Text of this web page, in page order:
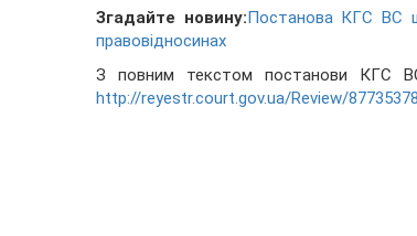
Згадайте новину: Постанова КГС ВС
правовідносинах
З повним текстом постанови КГС
http://reyestr.court.gov.ua/Review/87735378